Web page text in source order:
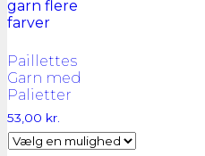
Paillettes
Garn med
Palietter
53,00 kr.